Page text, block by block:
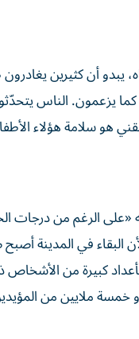
يبدو أن كثيرين
ولا أعرف من أين سيأتون بـ 15 مليون
هو سلامة هؤلاء
فإنه «على الرغم من
في المدينة أصبح
كبيرة من
ملايين من